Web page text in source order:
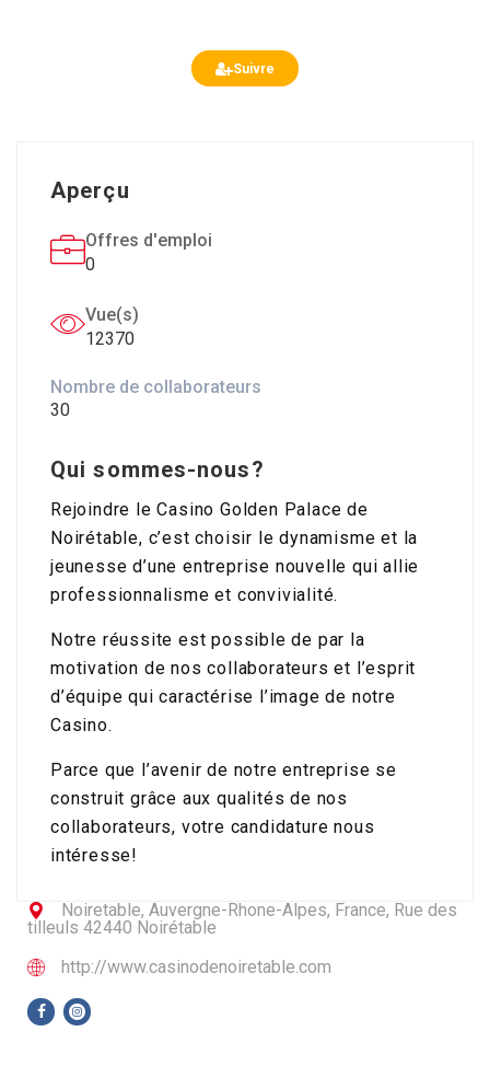
Suivre
Aperçu
Offres d'emploi
0
Vue(s)
12370
Nombre de collaborateurs
30
Qui sommes-nous?
Rejoindre le Casino Golden Palace de
Noirétable, c’est choisir le dynamisme et la
jeunesse d’une entreprise nouvelle qui allie
professionnalisme et convivialité.
Notre réussite est possible de par la
motivation de nos collaborateurs et l’esprit
d’équipe qui caractérise l’image de notre
Casino.
Parce que l’avenir de notre entreprise se
construit grâce aux qualités de nos
collaborateurs, votre candidature nous
intéresse!
Noiretable, Auvergne-Rhone-Alpes, France, Rue des
tilleuls 42440 Noirétable
http://www.casinodenoiretable.com